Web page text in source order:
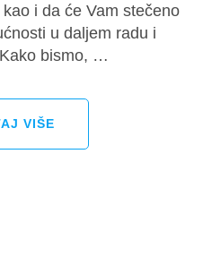
i da će Vam stečeno
u daljem radu i
bismo, …
VIŠE